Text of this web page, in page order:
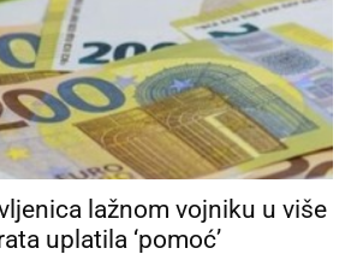
lažnom vojniku u više
uplatila ‘pomoć’